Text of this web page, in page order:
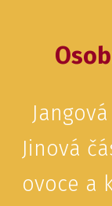
Jinová
ovoce a